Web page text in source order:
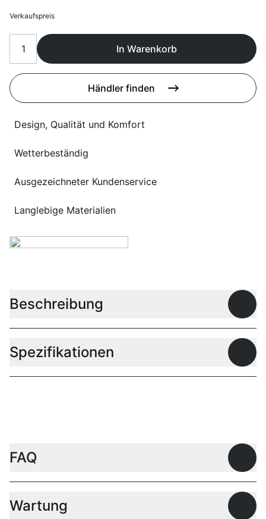
Verkaufspreis
In Warenkorb
Händler finden
Design, Qualität und Komfort
Wetterbeständig
Ausgezeichneter Kundenservice
Langlebige Materialien
Beschreibung
Spezifikationen
FAQ
Wartung